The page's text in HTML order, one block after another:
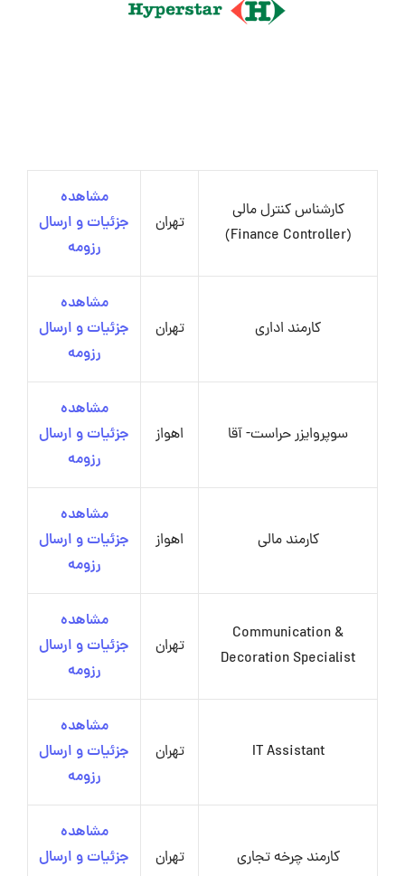
کارشناس کنترل مالی
(Finance Controller)
تهران
مشاهده
جزئیات و ارسال
رزومه
کارمند اداری تهران
مشاهده
جزئیات و ارسال
رزومه
سوپروایزر حراست- آقا اهواز
مشاهده
جزئیات و ارسال
رزومه
کارمند مالی اهواز
مشاهده
جزئیات و ارسال
رزومه
Communication &
Decoration Specialist
تهران
مشاهده
جزئیات و ارسال
رزومه
IT Assistant تهران
مشاهده
جزئیات و ارسال
رزومه
کارمند چرخه تجاری تهران
مشاهده
جزئیات و ارسال